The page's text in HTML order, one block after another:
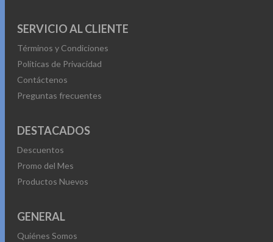
SERVICIO AL CLIENTE
Términos y Condiciones
Políticas de Privacidad
Contáctenos
Preguntas frecuentes
DESTACADOS
Descuentos
Promo del Mes
Productos Nuevos
GENERAL
Quiénes Somos